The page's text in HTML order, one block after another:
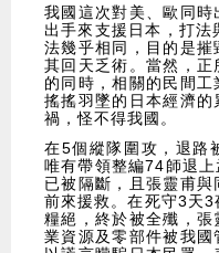
我國這次對美、歐同
出手來支援日本，打
法幾乎相同，目的是
其回天乏術。當然，
的同時，相關的民間
搖搖羽墜的日本經濟
禍，怪不得我國。
在5個縱隊圍攻，退路
唯有帶領整編74師退
已被隔斷，且張靈甫
前來援救。在死守3天
糧絕，終於被全殲，
業資源及零部件被我國